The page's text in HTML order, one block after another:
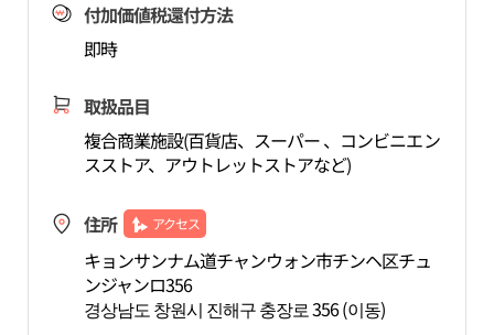
付加価値税還付方法
即時
取扱品目
複合商業施設(百貨店、スーパー 、コンビニエン
スストア、アウトレットストアなど)
住所 アクセス
キョンサンナム道チャンウォン市チンヘ区チュ
ンジャンロ356
경상남도 창원시 진해구 충장로 356 (이동)